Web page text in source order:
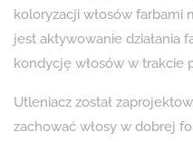
koloryzacji włosów farbami
jest aktywowanie działania
kondycję włosów w trakcie
Utleniacz został
zachować włosy w dobrej